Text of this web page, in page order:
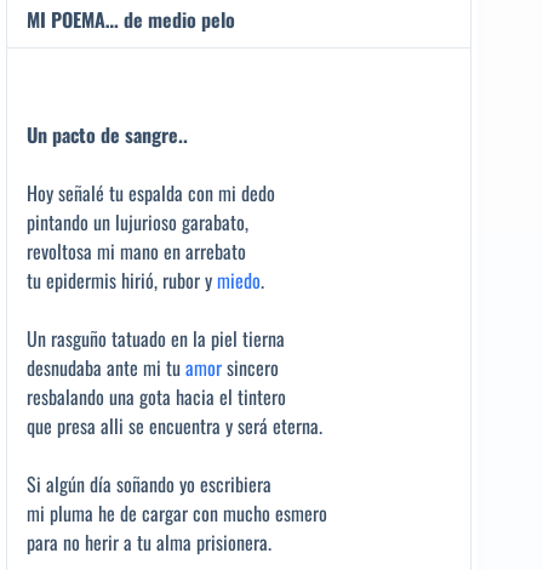
MI POEMA… de medio pelo
Un pacto de sangre..
Hoy señalé tu espalda con mi dedo
pintando un lujurioso garabato,
revoltosa mi mano en arrebato
tu epidermis hirió, rubor ymiedo.
Un rasguño tatuado en la piel tierna
desnudaba ante mi tuamorsincero
resbalando una gota hacia el tintero
que presa alli se encuentra y será eterna.
Si algún día soñando yo escribiera
mi pluma he de cargar con mucho esmero
para no herir a tu alma prisionera.